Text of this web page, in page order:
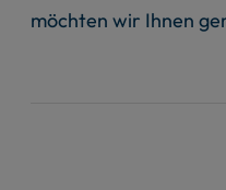
möchten wir Ihnen